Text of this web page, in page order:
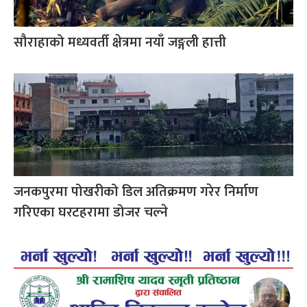
सौराहाको मध्यवर्ती क्षेत्रमा नयाँ जङ्गली हात्ती
जनकपुरमा पोखरीको डिल अतिक्रमण गरेर निर्माण
गरिएका घरटहरामा डोजर चल्ने